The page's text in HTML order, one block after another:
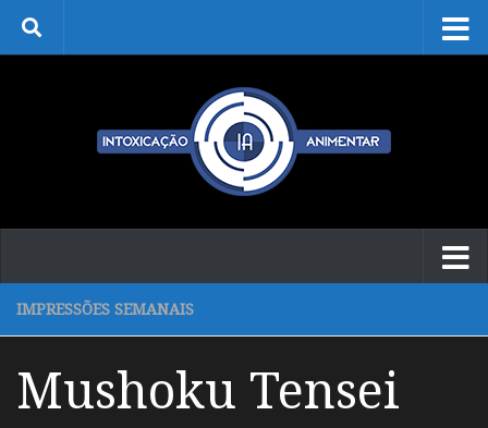
Skip to content
IMPRESSÕES SEMANAIS
Mushoku Tensei